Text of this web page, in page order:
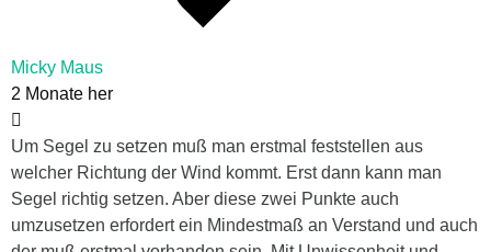
Micky Maus
2 Monate her
Um Segel zu setzen muß man erstmal feststellen aus
welcher Richtung der Wind kommt. Erst dann kann man
Segel richtig setzen. Aber diese zwei Punkte auch
umzusetzen erfordert ein Mindestmaß an Verstand und auch